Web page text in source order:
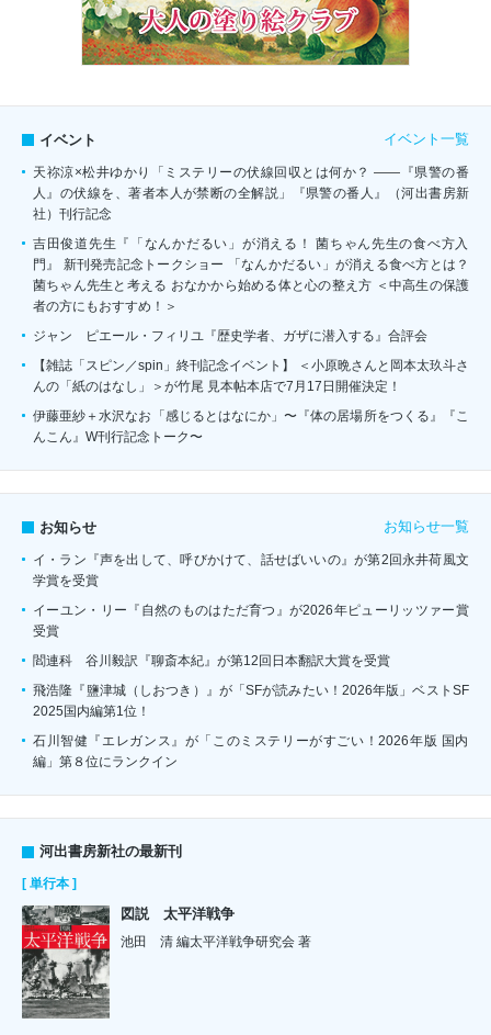
イベント イベント一覧
天祢涼×松井ゆかり「ミステリーの伏線回収とは何か？ ――『県警の番
人』の伏線を、著者本人が禁断の全解説」『県警の番人』（河出書房新
社）刊行記念
吉田俊道先生『「なんかだるい」が消える！ 菌ちゃん先生の食べ方入
門』 新刊発売記念トークショー 「なんかだるい」が消える食べ方とは？
菌ちゃん先生と考える おなかから始める体と心の整え方 ＜中高生の保護
者の方にもおすすめ！＞
ジャン゠ピエール・フィリユ『歴史学者、ガザに潜入する』合評会
【雑誌「スピン／spin」終刊記念イベント】 ＜小原晩さんと岡本太玖斗さ
んの「紙のはなし」＞が竹尾 見本帖本店で7月17日開催決定！
伊藤亜紗＋水沢なお「感じるとはなにか」〜『体の居場所をつくる』『こ
んこん』W刊行記念トーク〜
お知らせ お知らせ一覧
イ・ラン『声を出して、呼びかけて、話せばいいの』が第2回永井荷風文
学賞を受賞
イーユン・リー『自然のものはただ育つ』が2026年ピューリッツァー賞
受賞
閻連科 谷川毅訳『聊斎本紀』が第12回日本翻訳大賞を受賞
飛浩隆『鹽津城（しおつき）』が「SFが読みたい！2026年版」ベストSF
2025国内編第1位！
石川智健『エレガンス』が「このミステリーがすごい！2026年版 国内
編」第８位にランクイン
河出書房新社の最新刊
[ 単行本 ]
図説 太平洋戦争
池田 清 編太平洋戦争研究会 著